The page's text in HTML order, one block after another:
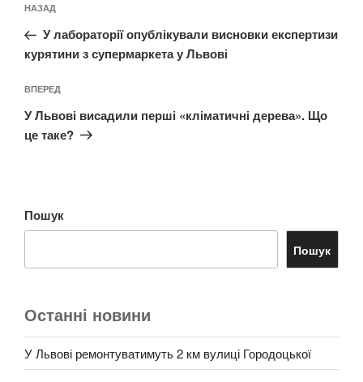
записів
Попередній
запис:
НАЗАД
У лабораторії опублікували висновки експертизи
курятини з супермаркета у Львові
Наступний
запис
ВПЕРЕД
У Львові висадили перші «кліматичні дерева». Що
це таке?
Пошук
Пошук
Останні новини
У Львові ремонтуватимуть 2 км вулиці Городоцької